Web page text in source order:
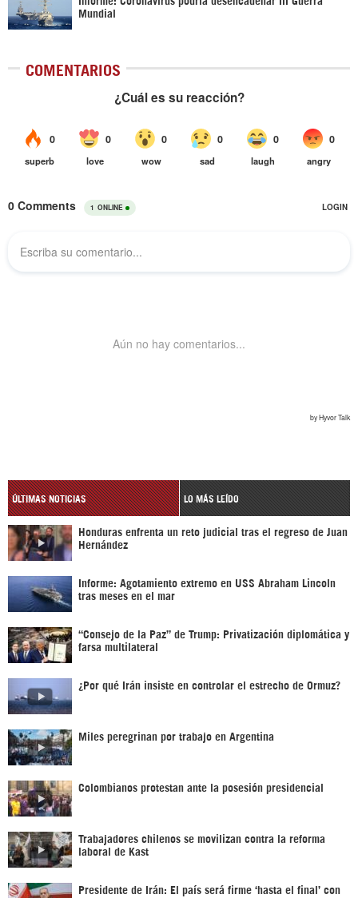
Mundial
COMENTARIOS
ÚLTIMAS NOTICIAS LO MÁS LEÍDO
Honduras enfrenta un reto judicial tras el regreso de Juan
Hernández
Informe: Agotamiento extremo en USS Abraham Lincoln
tras meses en el mar
“Consejo de la Paz” de Trump: Privatización diplomática y
farsa multilateral
¿Por qué Irán insiste en controlar el estrecho de Ormuz?
Miles peregrinan por trabajo en Argentina
Colombianos protestan ante la posesión presidencial
Trabajadores chilenos se movilizan contra la reforma
laboral de Kast
Presidente de Irán: El país será firme ‘hasta el final’ con